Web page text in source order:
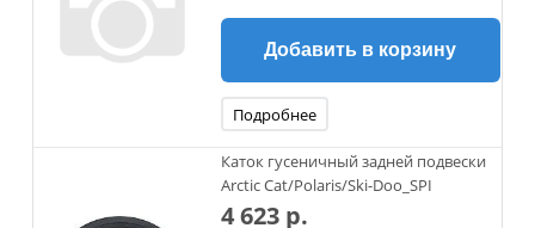
Добавить в корзину
Подробнее
Каток гусеничный задней подвески
Arctic Cat/Polaris/Ski-Doo_SPI
4 623 р.